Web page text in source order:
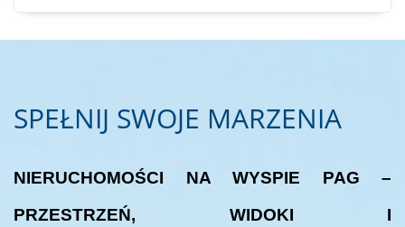
SPEŁNIJ SWOJE MARZENIA
NIERUCHOMOŚCI NA WYSPIE PAG –
PRZESTRZEŃ, WIDOKI I